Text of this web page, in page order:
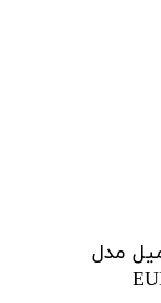
پلاس میل مدل